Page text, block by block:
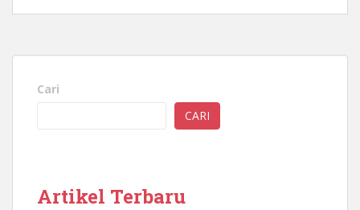
Cari
CARI
Artikel Terbaru